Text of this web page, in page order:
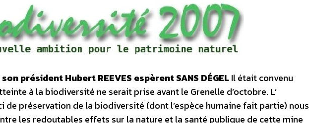
son président Hubert REEVES espèrent SANS DÉGELIl était convenu
à la biodiversité ne serait prise avant le Grenelle d’octobre. L’
de préservation de la biodiversité (dont l’espèce humaine fait partie) nous
les redoutables effets sur la nature et la santé publique de cette mine